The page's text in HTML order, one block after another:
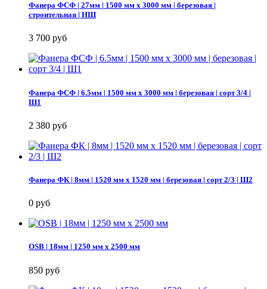
Фанера ФСФ | 27мм | 1500 мм х 3000 мм | березовая |
строительная | НШ
3 700 руб
Фанера ФСФ | 6.5мм | 1500 мм х 3000 мм | березовая | сорт 3/4 |
Ш1
2 380 руб
Фанера ФК | 8мм | 1520 мм х 1520 мм | березовая | сорт 2/3 | Ш2
0 руб
OSB | 18мм | 1250 мм х 2500 мм
850 руб